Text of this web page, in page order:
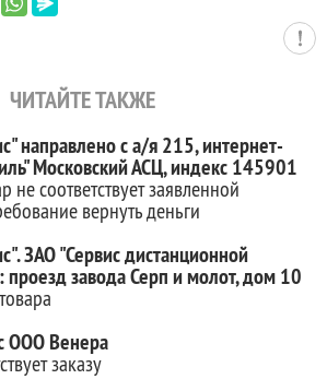
ЧИТАЙТЕ ТАКЖЕ
направлено с а/я 215, интернет-
Московский АСЦ, индекс 145901
не соответствует заявленной
вернуть деньги
ЗАО "Сервис дистанционной
проезд завода Серп и молот, дом 10
ООО Венера
заказу